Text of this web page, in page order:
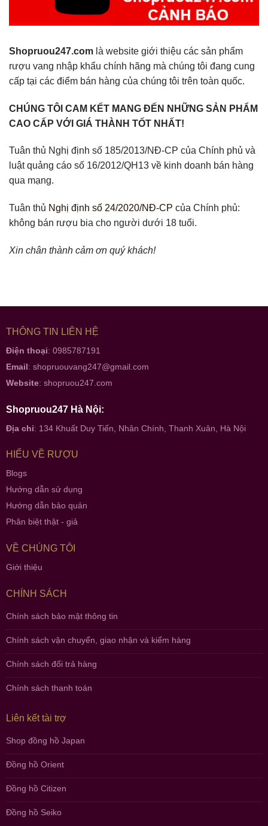
Shopruou247.com là website giới thiệu các sản phẩm
rượu vang nhập khẩu chính hãng mà chúng tôi đang cung
cấp tại các điểm bán hàng của chúng tôi trên toàn quốc.
CHÚNG TÔI CAM KẾT MANG ĐẾN NHỮNG SẢN PHẨM
CAO CẤP VỚI GIÁ THÀNH TỐT NHẤT!
Tuân thủ Nghị định số 185/2013/NĐ-CP của Chính phủ và
luật quảng cáo số 16/2012/QH13 về kinh doanh bán hàng
qua mạng.
Tuân thủ Nghị định số 24/2020/NĐ-CP của Chính phủ:
không bán rượu bia cho người dưới 18 tuổi.
Xin chân thành cảm ơn quý khách!
THÔNG TIN LIÊN HỆ
Điện thoại: 0985787191
Email: shopruouvang247@gmail.com
Website: shopruou247.com
Shopruou247 Hà Nội:
Địa chỉ: 134 Khuất Duy Tiến, Nhân Chính, Thanh Xuân, Hà Nội
HIỂU VỀ RƯỢU
Blogs
Hướng dẫn sử dụng
Hướng dẫn bảo quản
Phân biệt thật - giả
VỀ CHÚNG TÔI
Giới thiệu
CHÍNH SÁCH
Chính sách bảo mật thông tin
Chính sách vận chuyển, giao nhận và kiểm hàng
Chính sách đổi trả hàng
Chính sách thanh toán
Liên kết tài trợ
Shop đồng hồ Japan
Đồng hồ Orient
Đồng hồ Citizen
Đồng hồ Seiko